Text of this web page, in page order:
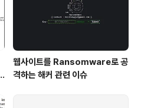
웹사이트를 Ransomware로 공
격하는 해커 관련 이슈